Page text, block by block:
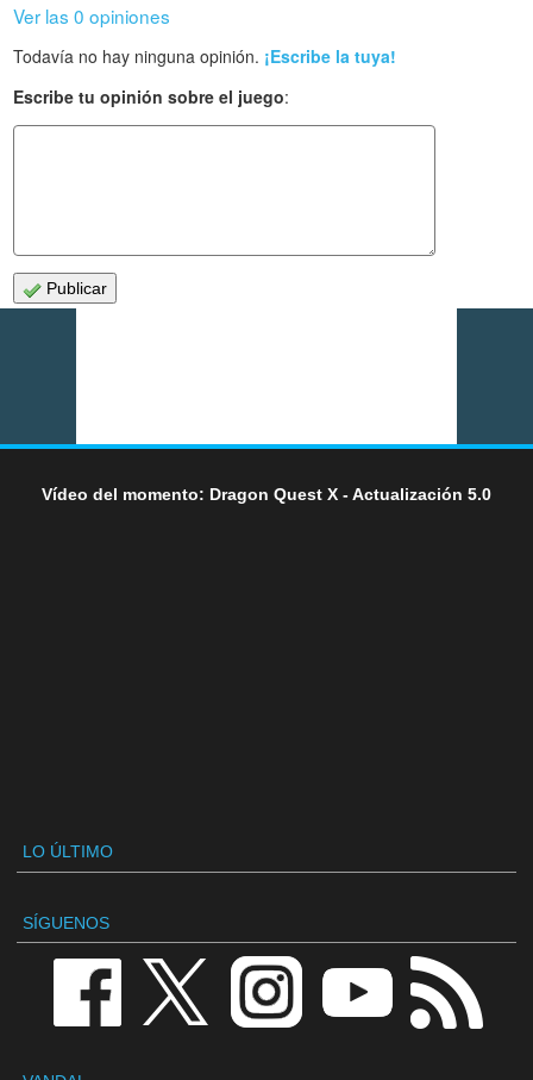
Ver las 0 opiniones
Todavía no hay ninguna opinión. ¡Escribe la tuya!
Escribe tu opinión sobre el juego:
Publicar
Vídeo del momento: Dragon Quest X - Actualización 5.0
LO ÚLTIMO
SÍGUENOS